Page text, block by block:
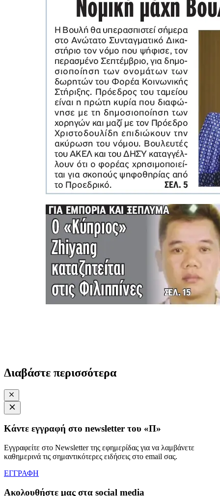
Διαβάστε περισσότερα
Κάντε εγγραφή στο newsletter του «Π»
Εγγραφείτε στο Newsletter της εφημερίδας για να λαμβάνετε
καθημερινά τις σημαντικότερες ειδήσεις στο email σας.
ΕΓΓΡΑΦΗ
Ακολουθήστε μας στα social media